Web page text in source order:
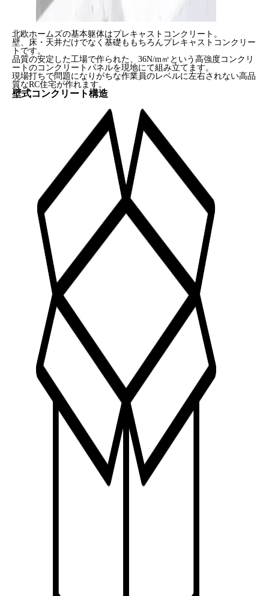
北欧ホームズの基本躯体はプレキャストコンクリート。
壁、床・天井だけでなく基礎ももちろんプレキャストコンクリー
トです。
品質の安定した工場で作られた、36N/m㎡という高強度コンクリ
ートのコンクリートパネルを現地にて組み立てます。
現場打ちで問題になりがちな作業員のレベルに左右されない高品
質なRC住宅が作れます。
壁式コンクリート構造